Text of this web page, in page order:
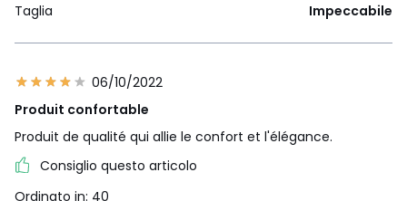
Taglia Impeccabile
06/10/2022
Produit confortable
Produit de qualité qui allie le confort et l'élégance.
Consiglio questo articolo
Ordinato in: 40